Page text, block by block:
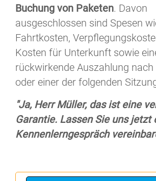
Buchung von Paketen. Davon
ausgeschlossen sind Spesen
Fahrtkosten,
Kosten für Unterkunft sowie
rückwirkende Auszahlung nach
oder einer der folgenden
"Ja, Herr Müller, das ist eine
Garantie. Lassen Sie uns jetzt
Kennenlerngespräch